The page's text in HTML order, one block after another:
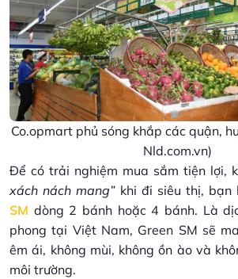
Co.opmart phủ sóng khắp các quận,
Nld.com.vn)
Để có trải nghiệm mua sắm tiện lợi,
xách nách mang”khi đi siêu thị, bạn
SM dòng 2 bánh hoặc 4 bánh. Là
phong tại Việt Nam, Green SM sẽ
êm ái, không mùi, không ồn ào và
môi trường.